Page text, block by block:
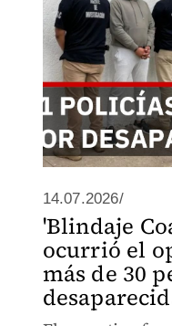
14.07.2026/
'Blindaje
ocurrió el
más de 30